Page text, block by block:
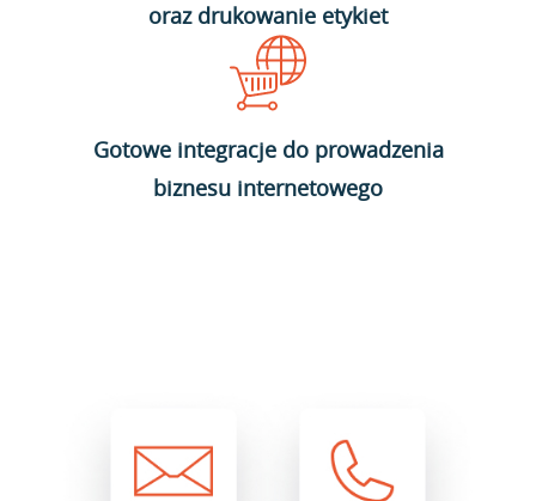
oraz drukowanie etykiet
Gotowe integracje do prowadzenia
biznesu internetowego